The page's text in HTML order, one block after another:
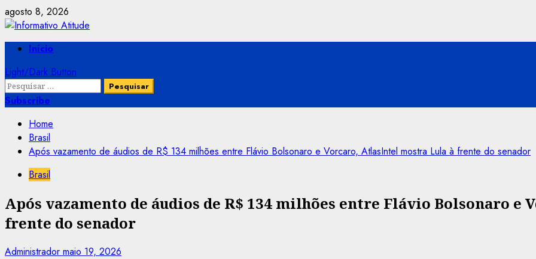
Skip
to
content
agosto 8, 2026
PrimaryInício
Light/Dark Button
Pesquisar
por:
Subscribe
Home
Brasil
Após vazamento de áudios de R$ 134 milhões entre Flávio Bolsonaro e Vorcaro, AtlasIntel mostra Lula à frente do senador
Brasil
Após vazamento de áudios de R$ 134 milhões entre Flávio Bolsonaro
frente do senador
Administrador maio 19, 2026